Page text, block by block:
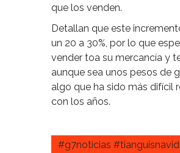
que los venden.
Detallan que este
un 20 a 30%, por lo que
vender toa su mercancía y
aunque sea unos pesos de
algo que ha sido más difícil
con los años.
#g7noticias